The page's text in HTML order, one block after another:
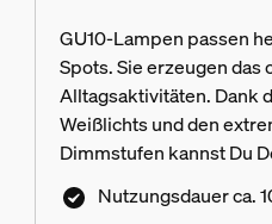
GU10-Lampen passen
Spots. Sie erzeugen
Alltagsaktivitäten. Dank
Weißlichts und den
Dimmstufen kannst Du
hervorragend an jeden
anpassen.
Nutzungsdauer ca.